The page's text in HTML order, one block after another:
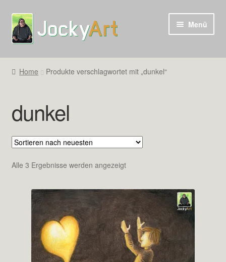
Zur
Navigation
springen
Zum
Inhalt
springen
Menü
Home Produkte verschlagwortet mit „dunkel“
dunkel
Alle 3 Ergebnisse werden angezeigtNach
sortiert